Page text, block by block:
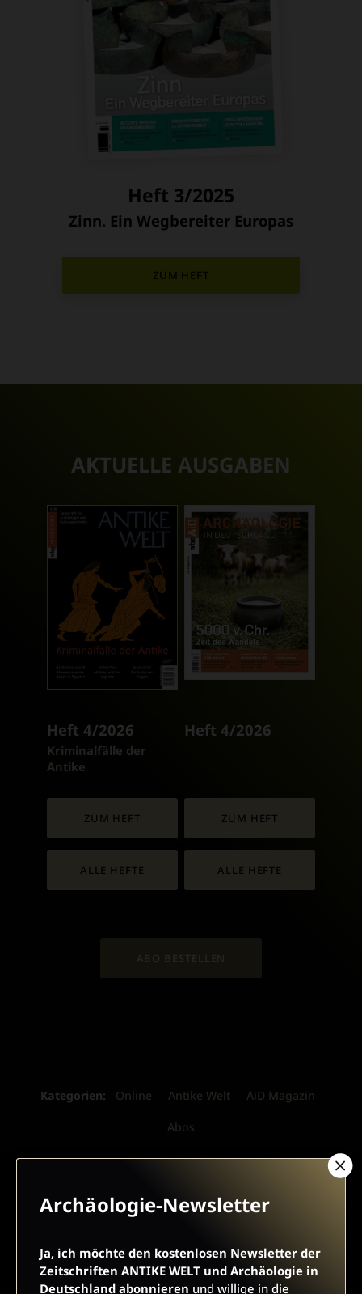
Heft 3/2025
:
Zinn. Ein Wegbereiter Europas
ZUM HEFT
AKTUELLE AUSGABEN
Heft 4/2026
:
Kriminalfälle der
Antike
ZUM HEFT
ALLE HEFTE
Heft 4/2026
ZUM HEFT
ALLE HEFTE
ABO BESTELLEN
Kategorien: Online Antike Welt AiD Magazin
Abos
Autorinnen und Autoren
RSS-Feeds
Media Sales Archäologie in Deutschland
Archäologie-Newsletter
Ja, ich möchte den kostenlosen Newsletter der
Zeitschriften ANTIKE WELT und Archäologie in
Deutschland abonnieren und willige in die